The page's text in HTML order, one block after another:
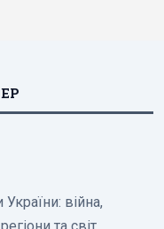
війна,
та світ.